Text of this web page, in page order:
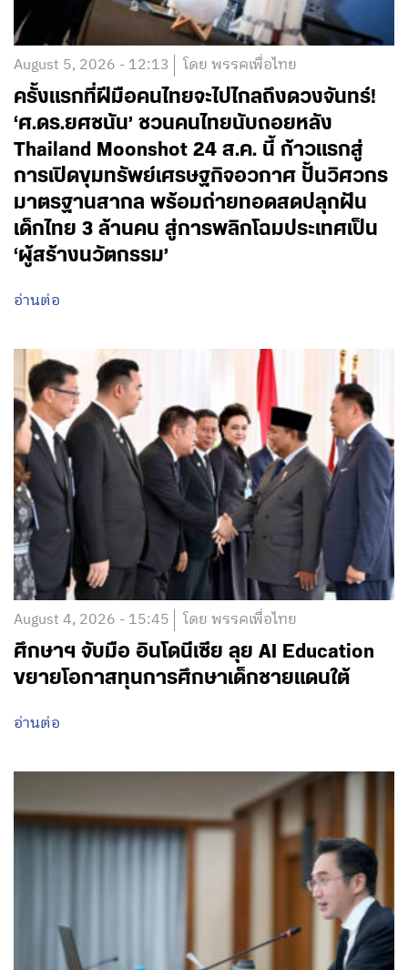
August 5, 2026 - 12:13 โดย พรรคเพื่อไทย
ครั้งแรกที่ฝีมือคนไทยจะไปไกลถึงดวงจันทร์!
‘ศ.ดร.ยศชนัน’ ชวนคนไทยนับถอยหลัง
Thailand Moonshot 24 ส.ค. นี้ ก้าวแรกสู่
การเปิดขุมทรัพย์เศรษฐกิจอวกาศ ปั้นวิศวกร
มาตรฐานสากล พร้อมถ่ายทอดสดปลุกฝัน
เด็กไทย 3 ล้านคน สู่การพลิกโฉมประเทศเป็น
‘ผู้สร้างนวัตกรรม’
อ่านต่อ
August 4, 2026 - 15:45 โดย พรรคเพื่อไทย
ศึกษาฯ จับมือ อินโดนีเซีย ลุย AI Education
ขยายโอกาสทุนการศึกษาเด็กชายแดนใต้
อ่านต่อ